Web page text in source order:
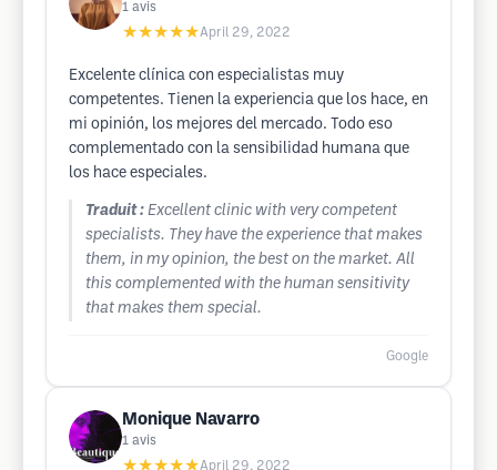
1 avis
★★★★★April 29, 2022
Excelente clínica con especialistas muy
competentes. Tienen la experiencia que los hace, en
mi opinión, los mejores del mercado. Todo eso
complementado con la sensibilidad humana que
los hace especiales.
Traduit : Excellent clinic with very competent
specialists. They have the experience that makes
them, in my opinion, the best on the market. All
this complemented with the human sensitivity
that makes them special.
Google
Monique Navarro
1 avis
★★★★★April 29, 2022